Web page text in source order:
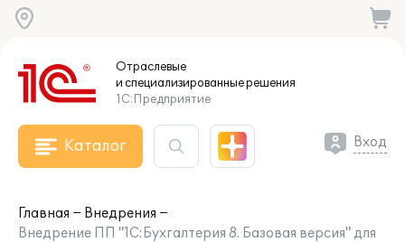
Отраслевые
и специализированныерешения
1С:Предприятие
Каталог Вход
Главная
Внедрения
Внедрение ПП "1С:Бухгалтерия 8. Базовая версия" для